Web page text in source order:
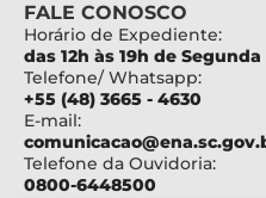
FALE CONOSCO
Horário de Expediente:
das 12h às 19h de Segunda
Telefone/ Whatsapp:
+55 (48) 3665 - 4630
E-mail:
Telefone da Ouvidoria:
0800-6448500